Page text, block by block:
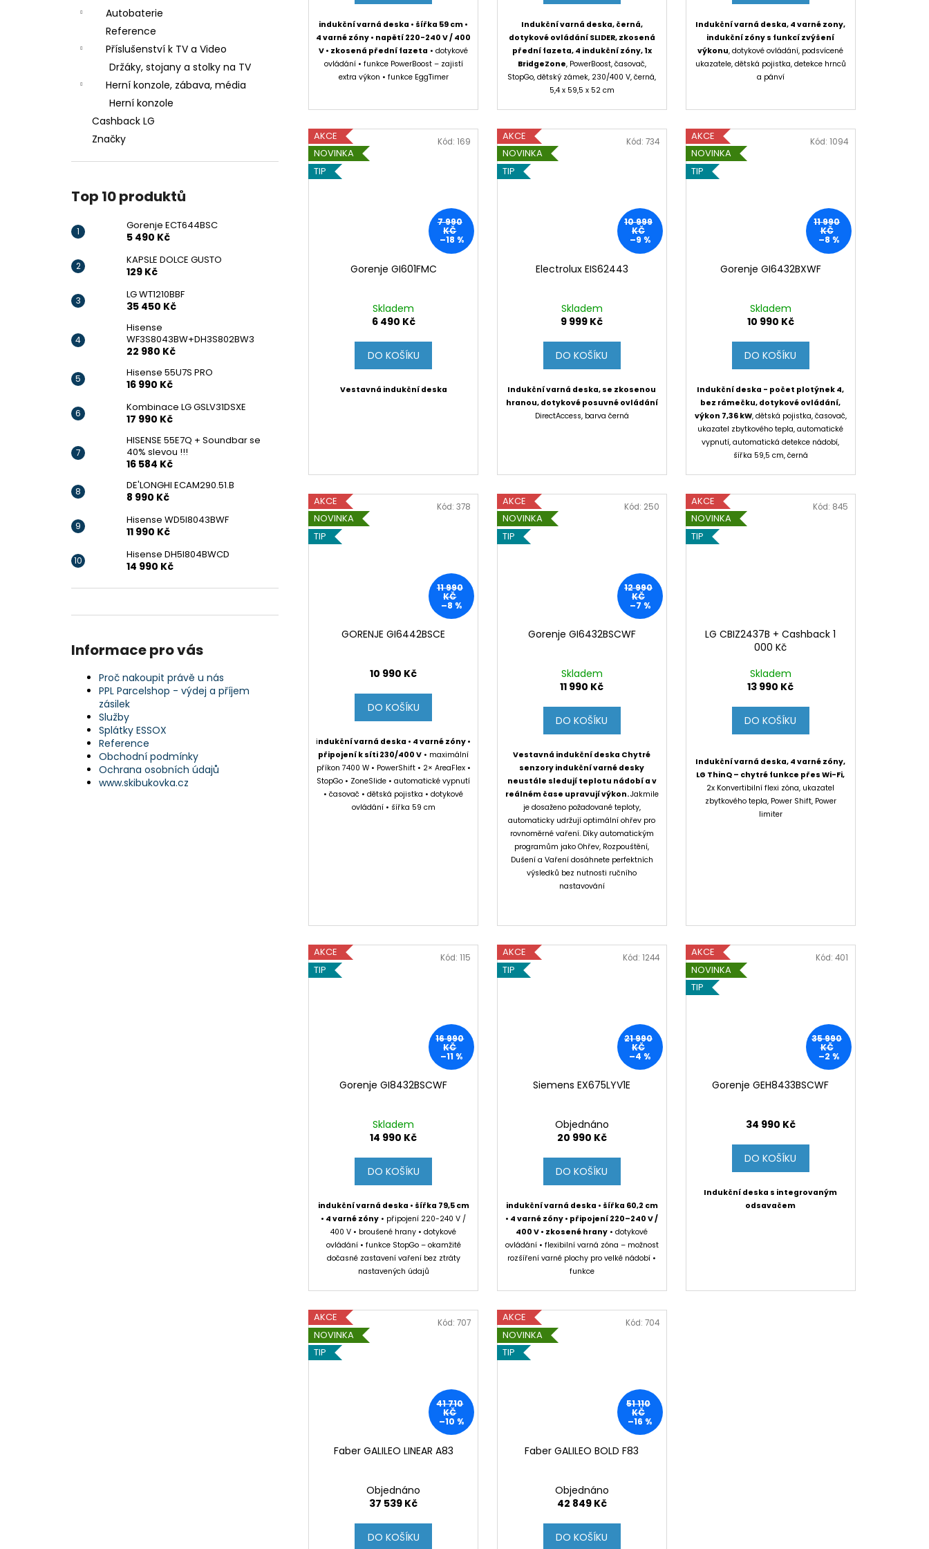
Autobaterie
Reference
Příslušenství k TV a Video
Držáky, stojany a stolky na TV
Herní konzole, zábava, média
Herní konzole
Cashback LG
Značky
Top 10 produktů
Gorenje ECT644BSC
5 490 Kč
KAPSLE DOLCE GUSTO
129 Kč
LG WT1210BBF
35 450 Kč
Hisense
WF3S8043BW+DH3S802BW3
22 980 Kč
Hisense 55U7S PRO
16 990 Kč
Kombinace LG GSLV31DSXE
17 990 Kč
HISENSE 55E7Q + Soundbar se
40% slevou !!!
16 584 Kč
DE'LONGHI ECAM290.51.B
8 990 Kč
Hisense WD5I8043BWF
11 990 Kč
Hisense DH5I804BWCD
14 990 Kč
Informace pro vás
Proč nakoupit právě u nás
PPL Parcelshop - výdej a příjem
zásilek
Služby
Splátky ESSOX
Reference
Obchodní podmínky
Ochrana osobních údajů
www.skibukovka.cz
indukční varná deska • šířka 59 cm •
4 varné zóny • napětí 220-240 V / 400
V • zkosená přední fazeta • dotykové
ovládání • funkce PowerBoost – zajistí
extra výkon • funkce EggTimer
Indukční varná deska, černá,
dotykové ovládání SLIDER, zkosená
přední fazeta, 4 indukční zóny, 1x
BridgeZone, PowerBoost, časovač,
StopGo, dětský zámek, 230/400 V, černá,
5,4 x 59,5 x 52 cm
Indukční varná deska, 4 varné zony,
indukční zóny s funkcí zvýšení
výkonu, dotykové ovládání, podsvícené
ukazatele, dětská pojistka, detekce hrnců
a pánví
AKCE
NOVINKA
TIP
7 990
KČ
–18 %
Gorenje GI601FMC
Skladem
6 490 Kč
DO KOŠÍKU
Vestavná indukční deska
Kód:169
AKCE
NOVINKA
TIP
10 999
KČ
–9 %
Electrolux EIS62443
Skladem
9 999 Kč
DO KOŠÍKU
Indukční varná deska, se zkosenou
hranou, dotykové posuvné ovládání
DirectAccess, barva černá
Kód: 734
AKCE
NOVINKA
TIP
11 990
KČ
–8 %
Gorenje GI6432BXWF
Skladem
10 990 Kč
DO KOŠÍKU
Indukční deska - počet plotýnek 4,
bez rámečku, dotykové ovládání,
výkon 7,36 kW, dětská pojistka, časovač,
ukazatel zbytkového tepla, automatické
vypnutí, automatická detekce nádobí,
šířka 59,5 cm, černá
Kód: 1094
AKCE
NOVINKA
TIP
11 990
KČ
–8 %
GORENJE GI6442BSCE
10 990 Kč
DO KOŠÍKU
indukční varná deska • 4 varné zóny •
připojení k síti 230/400 V • maximální
příkon 7400 W • PowerShift • 2× AreaFlex •
StopGo • ZoneSlide • automatické vypnutí
• časovač • dětská pojistka • dotykové
ovládání • šířka 59 cm
Kód:378
AKCE
NOVINKA
TIP
12 990
KČ
–7 %
Gorenje GI6432BSCWF
Skladem
11 990 Kč
DO KOŠÍKU
Vestavná indukční deska Chytré
senzory indukční varné desky
neustále sledují teplotu nádobí a v
reálném čase upravují výkon.Jakmile
je dosaženo požadované teploty,
automaticky udržují optimální ohřev pro
rovnoměrné vaření. Díky automatickým
programům jako Ohřev, Rozpouštění,
Dušení a Vaření dosáhnete perfektních
výsledků bez nutnosti ručního
nastavování
Kód: 250
AKCE
NOVINKA
TIP
LG CBIZ2437B + Cashback 1
000 Kč
Skladem
13 990 Kč
DO KOŠÍKU
Indukční varná deska, 4 varné zóny,
LG ThinQ – chytré funkce přes Wi-Fi,
2x Konvertibilní flexi zóna, ukazatel
zbytkového tepla, Power Shift, Power
limiter
Kód: 845
AKCE
TIP
16 990
KČ
–11 %
Gorenje GI8432BSCWF
Skladem
14 990 Kč
DO KOŠÍKU
indukční varná deska • šířka 79,5 cm
• 4 varné zóny • připojení 220-240 V /
400 V • broušené hrany • dotykové
ovládání • funkce StopGo – okamžité
dočasné zastavení vaření bez ztráty
nastavených údajů
Kód:115
AKCE
TIP
21 990
KČ
–4 %
Siemens EX675LYV1E
Objednáno
20 990 Kč
DO KOŠÍKU
indukční varná deska • šířka 60,2 cm
• 4 varné zóny • připojení 220–240 V /
400 V • zkosené hrany • dotykové
ovládání • flexibilní varná zóna – možnost
rozšíření varné plochy pro velké nádobí •
funkce
Kód: 1244
AKCE
NOVINKA
TIP
35 990
KČ
–2 %
Gorenje GEH8433BSCWF
34 990 Kč
DO KOŠÍKU
Indukční deska s integrovaným
odsavačem
Kód: 401
AKCE
NOVINKA
TIP
41 710
KČ
–10 %
Faber GALILEO LINEAR A83
Objednáno
37 539 Kč
DO KOŠÍKU
Kód:707
AKCE
NOVINKA
TIP
51 110
KČ
–16 %
Faber GALILEO BOLD F83
Objednáno
42 849 Kč
DO KOŠÍKU
Kód: 704